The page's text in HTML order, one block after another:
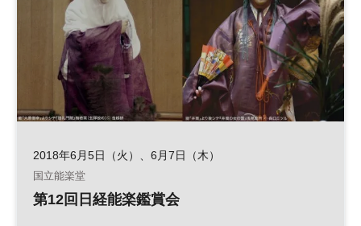
2018年6月5日（火）、6月7日（木）
国立能楽堂
第12回日経能楽鑑賞会